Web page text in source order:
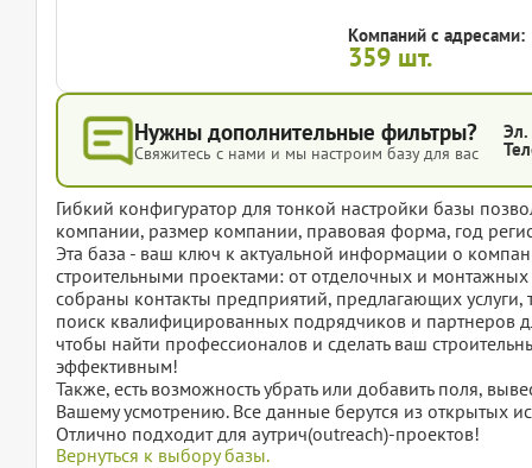
Компаний с адресами:
359 шт.
Нужны дополнительные фильтры?
Свяжитесь с нами и мы настроим базу для вас
Эл.
Гибкий конфигуратор для тонкой настройки базы
компании, размер компании, правовая форма, год
Эта база - ваш ключ к актуальной информации о
строительными проектами: от отделочных и
собраны контакты предприятий, предлагающих
поиск квалифицированных подрядчиков и партнеров
чтобы найти профессионалов и сделать ваш
эффективным!
Также, есть возможность убрать или добавить поля,
Вашему усмотрению. Все данные берутся из открытых
Отлично подходит для аутрич(outreach)-проектов!
Вернуться к выбору базы.